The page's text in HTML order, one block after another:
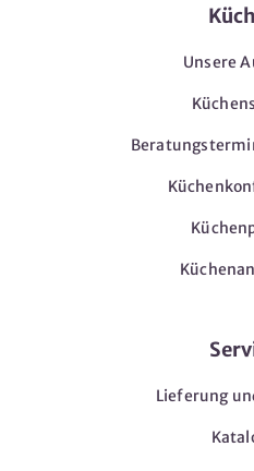
Unsere
Lieferung